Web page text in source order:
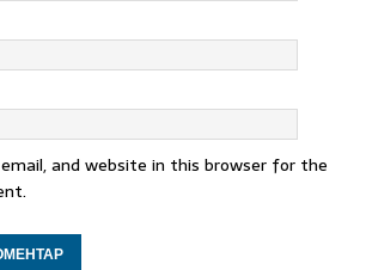
and website in this browser for the